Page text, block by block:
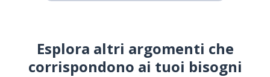
Esplora altri argomenti che
corrispondono ai tuoi bisogni